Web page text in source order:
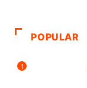
POPULAR
1